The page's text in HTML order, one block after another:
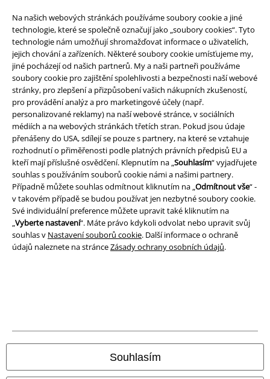
Na našich webových stránkách používáme soubory cookie a jiné
technologie, které se společně označují jako „soubory cookies“. Tyto
technologie nám umožňují shromažďovat informace o uživatelích,
jejich chování a zařízeních. Některé soubory cookie umísťujeme my,
jiné pocházejí od našich partnerů. My a naši partneři používáme
soubory cookie pro zajištění spolehlivosti a bezpečnosti naší webové
stránky, pro zlepšení a přizpůsobení vašich nákupních zkušeností,
pro provádění analýz a pro marketingové účely (např.
personalizované reklamy) na naší webové stránce, v sociálních
médiích a na webových stránkách třetích stran. Pokud jsou údaje
přenášeny do USA, sdílejí se pouze s partnery, na které se vztahuje
rozhodnutí o přiměřenosti podle platných právních předpisů EU a
kteří mají příslušné osvědčení. Klepnutím na „Souhlasím“ vyjadřujete
souhlas s používáním souborů cookie námi a našimi partnery.
Případně můžete souhlas odmítnout kliknutím na „Odmítnout vše“ -
v takovém případě se budou používat jen nezbytné soubory cookie.
Své individuální preference můžete upravit také kliknutím na
„Vyberte nastavení“. Máte právo kdykoli odvolat nebo upravit svůj
souhlas v Nastavení souborů cookie. Další informace o ochraně
údajů naleznete na stránceZásady ochrany osobních údajů.
Souhlasím
Právní informace
Podmínky
Prohlášení
Ochrana osobních údajů
Likvidace odpadu a ochrana životního prostředí
Prohlášení o shodě
Informace o přístupnosti